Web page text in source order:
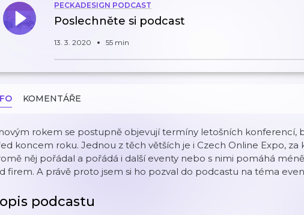
PECKADESIGN PODCAST
Poslechněte si podcast
13. 3. 2020 55 min
KOMENTÁŘE
rokem se postupně objevují termíny letošních konferencí,
koncem roku. Jednou z těch větších je i Czech Online Expo, za
něj pořádal a pořádá i další eventy nebo s nimi pomáhá
firem. A právě proto jsem si ho pozval do podcastu na téma
podcastu